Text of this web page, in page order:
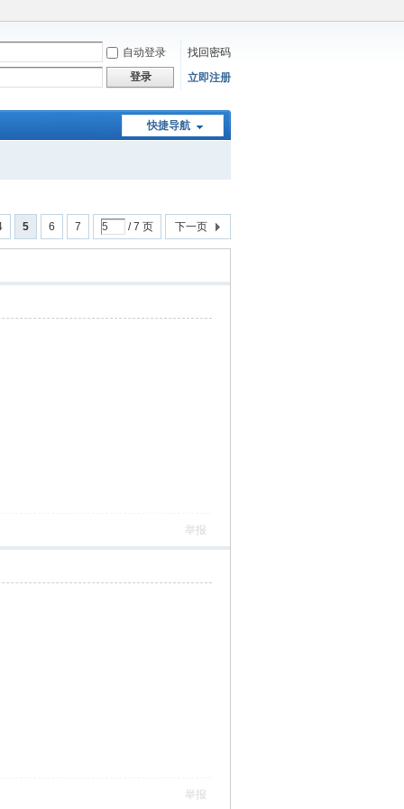
自动登录
找回密码
登录
立即注册
快捷导航
5 6 7 / 7 页 下一页
举报
举报